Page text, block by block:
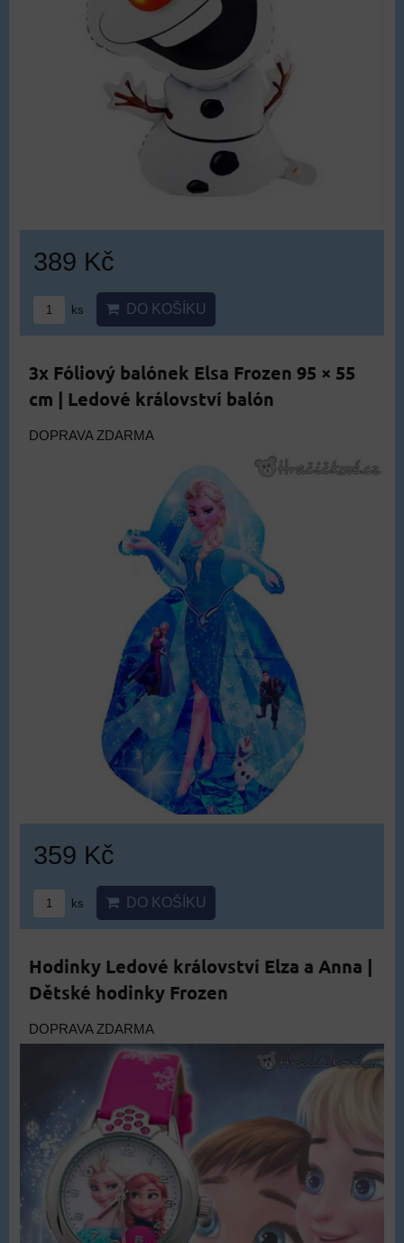
389 Kč
ks DO KOŠÍKU
3x Fóliový balónek Elsa Frozen 95 × 55
cm | Ledové království balón
DOPRAVA ZDARMA
359 Kč
ks DO KOŠÍKU
Hodinky Ledové království Elza a Anna |
Dětské hodinky Frozen
DOPRAVA ZDARMA